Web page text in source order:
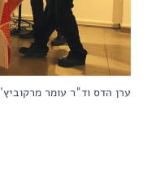
ערן הדס וד"ר עומר מרקוביץ'